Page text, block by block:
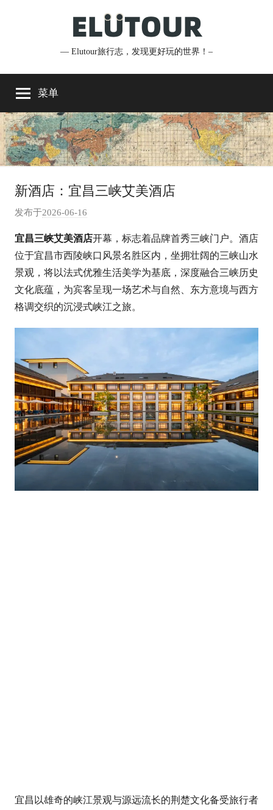
Elutour
旅
行
志
— Elutour旅行志，发现更好玩的世界！–
菜单
新酒店：宜昌三峡艾美酒店
发布于2026-06-16
:
e
l
u
t
c
o
m
宜昌三峡艾美酒店开幕，标志着品牌首秀三峡门户。酒店
位于宜昌市西陵峡口风景名胜区内，坐拥壮阔的三峡山水
景观，将以法式优雅生活美学为基底，深度融合三峡历史
文化底蕴，为宾客呈现一场艺术与自然、东方意境与西方
格调交织的沉浸式峡江之旅。
宜昌以雄奇的峡江景观与源远流长的荆楚文化备受旅行者